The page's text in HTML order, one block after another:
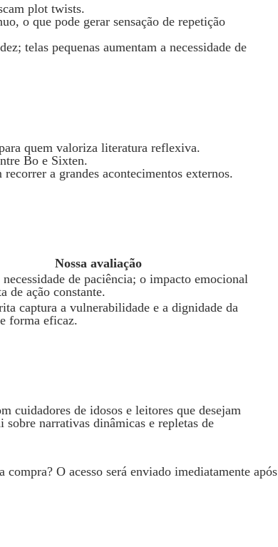
plot twists.
o que pode gerar sensação de repetição
telas pequenas aumentam a necessidade de
quem valoriza literatura reflexiva.
Bo e Sixten.
a grandes acontecimentos externos.
Nossa avaliação
de paciência; o impacto emocional
de ação constante.
captura a vulnerabilidade e a dignidade da
forma eficaz.
cuidadores de idosos e leitores que desejam
narrativas dinâmicas e repletas de
O acesso será enviado imediatamente após